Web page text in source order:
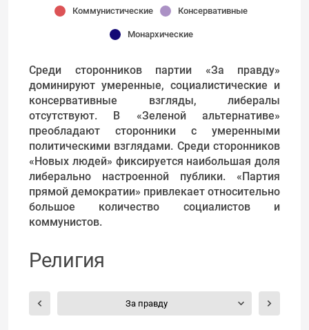
Коммунистические Консервативные
Монархические
Среди сторонников партии «За правду»
доминируют умеренные, социалистические и
консервативные взгляды, либералы
отсутствуют. В «Зеленой альтернативе»
преобладают сторонники с умеренными
политическими взглядами. Среди сторонников
«Новых людей» фиксируется наибольшая доля
либерально настроенной публики. «Партия
прямой демократии» привлекает относительно
большое количество социалистов и
коммунистов.
Религия
За правду